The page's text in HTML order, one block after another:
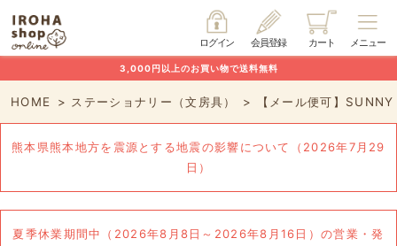
メニュー
カート
会員登録
ログイン
3,000円以上のお買い物で送料無料
HOME ステーショナリー（文房具） 【メール便可】
熊本県熊本地方を震源とする地震の影響について（2026年7月29
日）
夏季休業期間中（2026年8月8日～2026年8月16日）の営業・発